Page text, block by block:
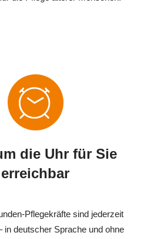
die Uhr für Sie
erreichbar
Pflegekräfte sind jederzeit
in deutscher Sprache und ohne